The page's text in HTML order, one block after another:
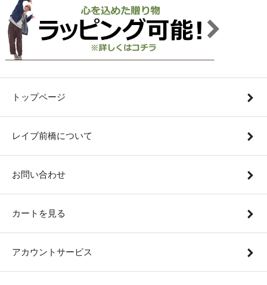
トップページ
レイブ前橋について
お問い合わせ
カートを見る
アカウントサービス